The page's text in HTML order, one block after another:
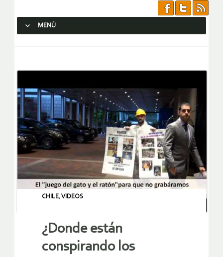
MENÚ
CHILE,VIDEOS
¿Donde están
conspirando los